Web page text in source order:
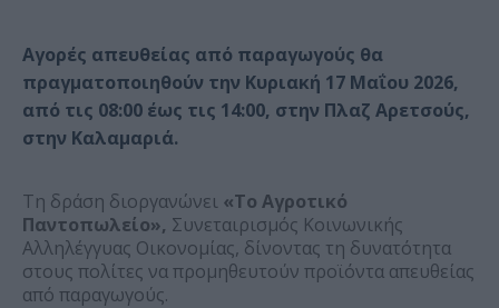
Αγορές απευθείας από παραγωγούς θα
πραγματοποιηθούν την Κυριακή 17 Μαΐου 2026,
από τις 08:00 έως τις 14:00, στην Πλαζ Αρετσούς,
στην Καλαμαριά.
Τη δράση διοργανώνει «Το Αγροτικό
Παντοπωλείο», Συνεταιρισμός Κοινωνικής
Αλληλέγγυας Οικονομίας, δίνοντας τη δυνατότητα
στους πολίτες να προμηθευτούν προϊόντα απευθείας
από παραγωγούς.